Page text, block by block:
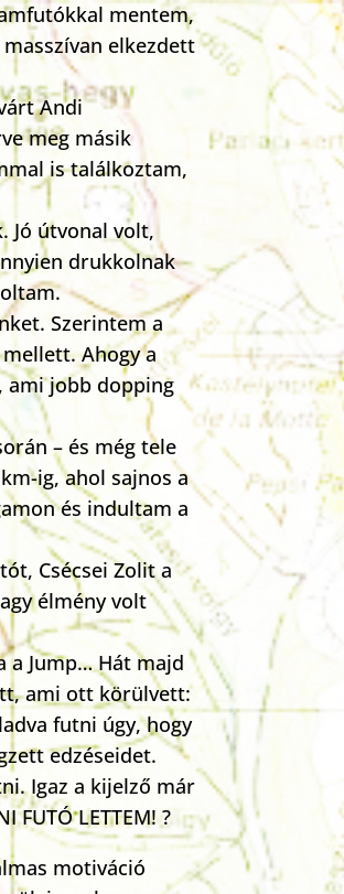
mentem,
elkezdett
Andi
meg másik
is találkoztam,
Jó útvonal volt,
drukkolnak
Szerintem a
Ahogy a
ami jobb dopping
– és még tele
ig, ahol sajnos a
és indultam a
Csécsei Zolit a
élmény volt
a Jump… Hát majd
ami ott körülvett:
futni úgy, hogy
edzéseidet.
Igaz a kijelző már
LETTEM! ?
motiváció